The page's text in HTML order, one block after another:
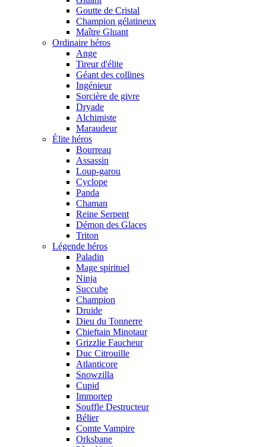
Goutte de Cristal
Champion gélatineux
Maître Gluant
Ordinaire héros
Ange
Tireur d'élite
Géant des collines
Ingénieur
Sorcière de givre
Dryade
Alchimiste
Maraudeur
Élite héros
Bourreau
Assassin
Loup-garou
Cyclope
Panda
Chaman
Reine Serpent
Démon des Glaces
Triton
Légende héros
Paladin
Mage spirituel
Ninja
Succube
Champion
Druide
Dieu du Tonnerre
Chieftain Minotaur
Grizzlie Faucheur
Duc Citrouille
Atlanticore
Snowzilla
Cupid
Immortep
Souffle Destructeur
Bélier
Comte Vampire
Orksbane